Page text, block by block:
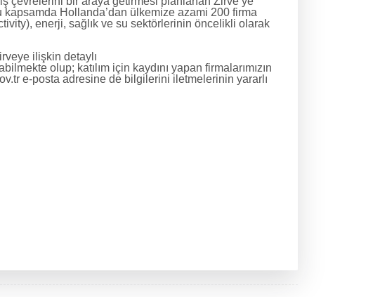
kapsamda Hollanda’dan ülkemize azami 200 firma
enerji, sağlık ve su sektörlerinin öncelikli olarak
ilişkin detaylı
olup; katılım için kaydını yapan firmalarımızın
e-posta adresine de bilgilerini iletmelerinin yararlı